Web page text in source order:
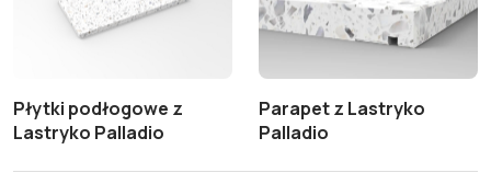
Płytki podłogowe z
Lastryko Palladio
Parapet z Lastryko
Palladio